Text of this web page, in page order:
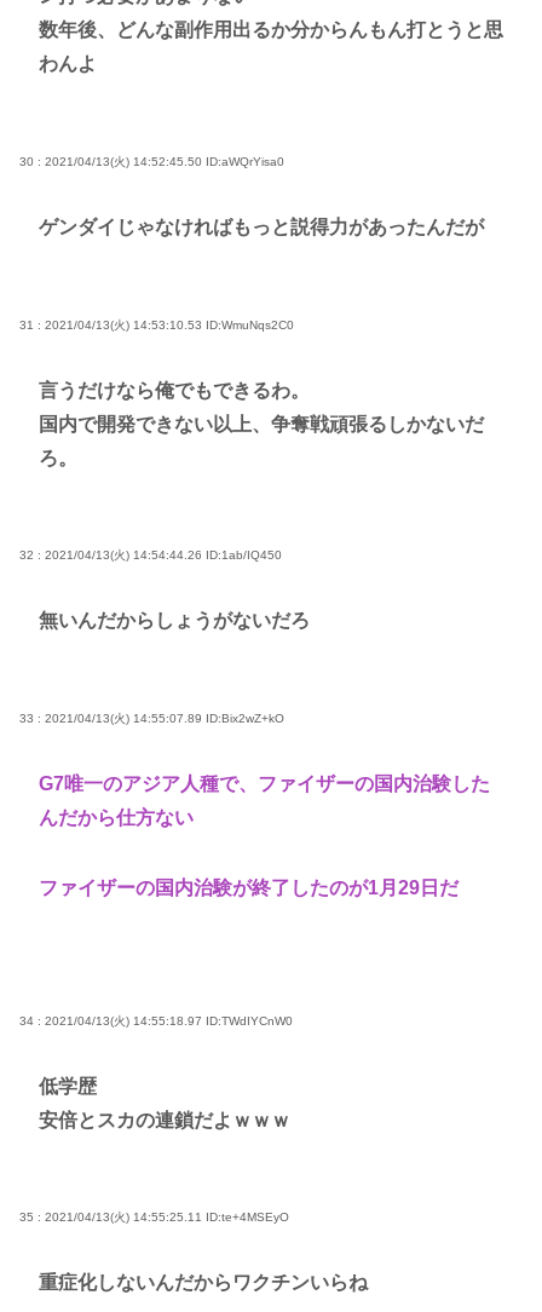
数年後、どんな副作用出るか分からんもん打とうと思
わんよ
30 : 2021/04/13(火) 14:52:45.50 ID:aWQrYisa0
ゲンダイじゃなければもっと説得力があったんだが
31 : 2021/04/13(火) 14:53:10.53 ID:WmuNqs2C0
言うだけなら俺でもできるわ。
国内で開発できない以上、争奪戦頑張るしかないだ
ろ。
32 : 2021/04/13(火) 14:54:44.26 ID:1ab/IQ450
無いんだからしょうがないだろ
33 : 2021/04/13(火) 14:55:07.89 ID:Bix2wZ+kO
G7唯一のアジア人種で、ファイザーの国内治験した
んだから仕方ない
ファイザーの国内治験が終了したのが1月29日だ
34 : 2021/04/13(火) 14:55:18.97 ID:TWdIYCnW0
低学歴
安倍とスカの連鎖だよｗｗｗ
35 : 2021/04/13(火) 14:55:25.11 ID:te+4MSEyO
重症化しないんだからワクチンいらね